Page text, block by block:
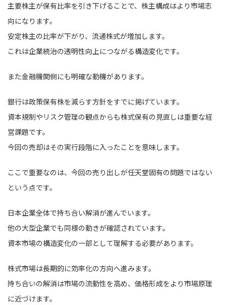
主要株主が保有比率を引き下げることで、株主構成はより市場志
向になります。
安定株主の比率が下がり、流通株式が増加します。
これは企業統治の透明性向上につながる構造変化です。
また金融機関側にも明確な動機があります。
銀行は政策保有株を減らす方針をすでに掲げています。
資本規制やリスク管理の観点からも株式保有の見直しは重要な経
営課題です。
今回の売却はその実行段階に入ったことを意味します。
ここで重要なのは、今回の売り出しが任天堂固有の問題ではない
という点です。
日本企業全体で持ち合い解消が進んでいます。
他の大型企業でも同様の動きが確認されています。
資本市場の構造変化の一部として理解する必要があります。
株式市場は長期的に効率化の方向へ進みます。
持ち合いの解消は市場の流動性を高め、価格形成をより市場原理
に近づけます。